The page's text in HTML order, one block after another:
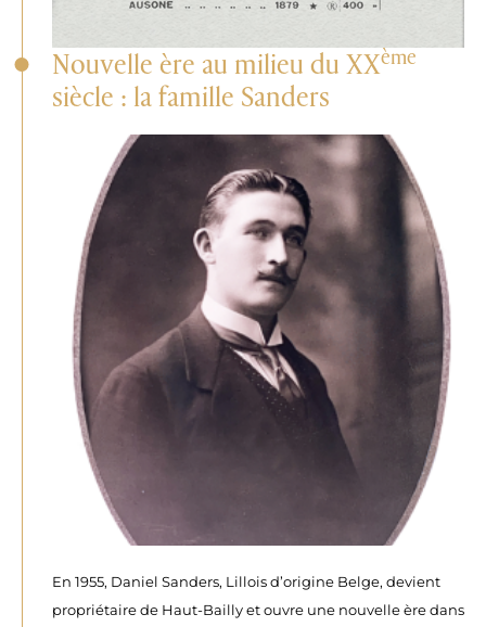
Nouvelle ère au milieu du XXème
siècle : la famille Sanders
En 1955, Daniel Sanders, Lillois d’origine Belge, devient
propriétaire de Haut‑Bailly et ouvre une nouvelle ère dans